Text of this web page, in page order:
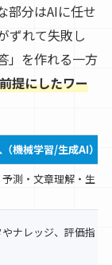
部分はAIに任せ
ずれて失敗し
」を作れる一方
提にしたワー
機械学習/生成AI）
測・文章理解・生
ナレッジ、評価指